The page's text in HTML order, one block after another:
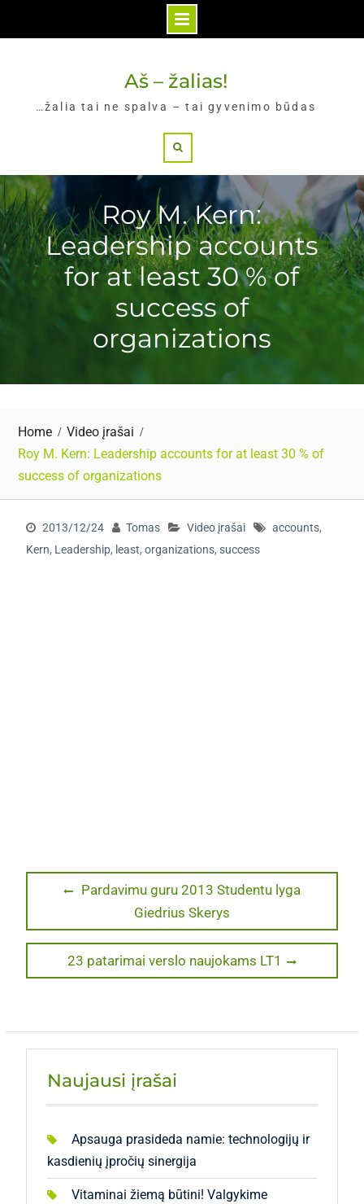
Aš – žalias!
…žalia tai ne spalva – tai gyvenimo būdas
Roy M. Kern:
Leadership accounts
for at least 30 % of
success of
organizations
Home
Video įrašai
Roy M. Kern: Leadership accounts for at least 30 % of
success of organizations
2013/12/24 Tomas Video įrašai accounts,
Kern, Leadership, least, organizations, success
Navigacija
įrašų
Previous
Pardavimu guru 2013 Studentu lyga
Giedrius Skerys
Next
post:
23 patarimai verslo naujokams LT1
Naujausi įrašai
Apsauga prasideda namie: technologijų ir
kasdienių įpročių sinergija
Vitaminai žiemą būtini! Valgykime